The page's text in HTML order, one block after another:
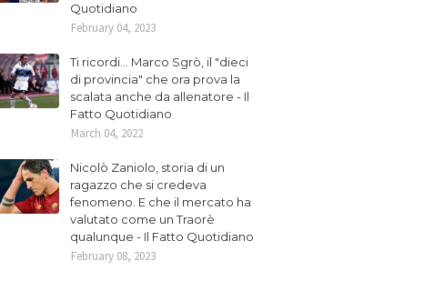
Quotidiano
February 04, 2023
Ti ricordi... Marco Sgrò, il "dieci
di provincia" che ora prova la
scalata anche da allenatore - Il
Fatto Quotidiano
March 04, 2022
Nicolò Zaniolo, storia di un
ragazzo che si credeva
fenomeno. E che il mercato ha
valutato come un Traorè
qualunque - Il Fatto Quotidiano
February 08, 2023